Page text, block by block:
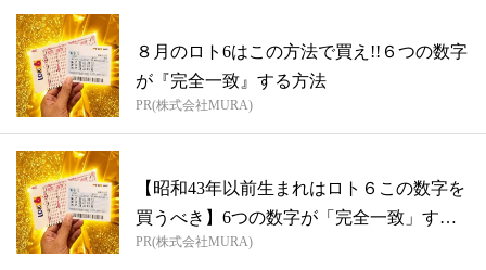
８月のロト6はこの方法で買え!!６つの数字
が『完全一致』する方法
PR(株式会社MURA)
【昭和43年以前生まれはロト６この数字を
買うべき】6つの数字が「完全一致」する
方...
PR(株式会社MURA)